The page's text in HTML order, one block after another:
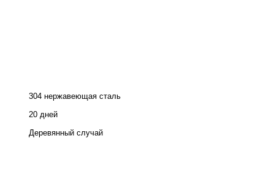
304 нержавеющая сталь
20 дней
Деревянный случай